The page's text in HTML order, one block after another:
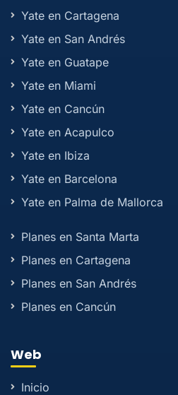
Yate en Cartagena
Yate en San Andrés
Yate en Guatape
Yate en Miami
Yate en Cancún
Yate en Acapulco
Yate en Ibiza
Yate en Barcelona
Yate en Palma de Mallorca
Planes en Santa Marta
Planes en Cartagena
Planes en San Andrés
Planes en Cancún
Web
Inicio